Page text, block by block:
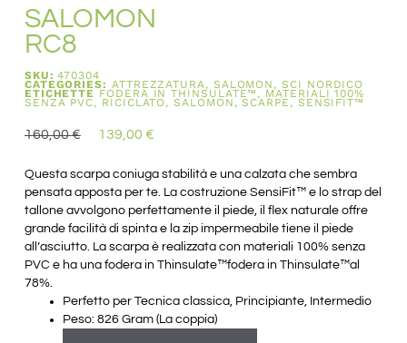
SALOMON
RC8
SKU:470304
CATEGORIES: ATTREZZATURA, SALOMON ,SCI NORDICO
ETICHETTE FODERA IN THINSULATE™ , MATERIALI 100%
SENZA PVC, RICICLATO ,SALOMON ,SCARPE , SENSIFIT™
160,00€ 139,00 €
Questa scarpa coniuga stabilità e una calzata che sembra
pensata apposta per te. La costruzione SensiFit™ e lo strap del
tallone avvolgono perfettamente il piede, il flex naturale offre
grande facilità di spinta e la zip impermeabile tiene il piede
all’asciutto. La scarpa è realizzata con materiali 100% senza
PVC e ha una fodera in Thinsulate™fodera in Thinsulate™al
78%.
Perfetto per Tecnica classica, Principiante, Intermedio
Peso: 826 Gram (La coppia)